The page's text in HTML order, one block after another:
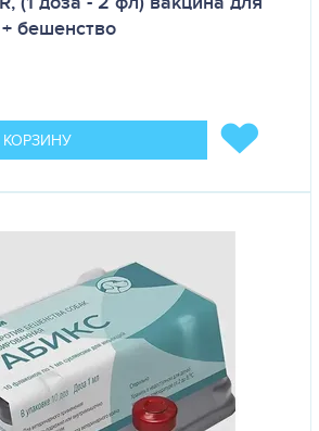
бешенство
КОРЗИНУ